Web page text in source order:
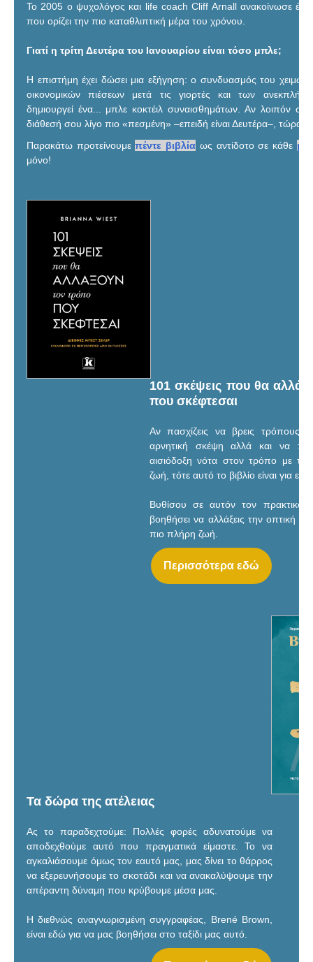
Το 2005 ο ψυχολόγος και life coach Cliff Arnall ανακοίνωσε
που ορίζει την πιο καταθλιπτική μέρα του χρόνου.
Γιατί η τρίτη Δευτέρα του Ιανουαρίου είναι τόσο μπλε;
Η επιστήμη έχει δώσει μια εξήγηση: ο συνδυασμός του
οικονομικών πιέσεων μετά τις γιορτές και των
δημιουργεί ένα... μπλε κοκτέιλ συναισθημάτων. Αν λοιπόν
διάθεσή σου λίγο πιο «πεσμένη» –επειδή είναι Δευτέρα–, τώρα
Παρακάτω προτείνουμεπέντε βιβλία ως αντίδοτο σε κάθε
μόνο!
101 σκέψεις που θα
που σκέφτεσαι
Αν πασχίζεις να βρεις τρόπους
αρνητική σκέψη αλλά και να
αισιόδοξη νότα στον τρόπο με
ζωή, τότε αυτό το βιβλίο είναι για
Βυθίσου σε αυτόν τον
βοηθήσει να αλλάξεις την οπτική
πιο πλήρη ζωή.
Περισσότερα εδώ
Τα δώρα της ατέλειας
Ας το παραδεχτούμε: Πολλές φορές αδυνατούμε να
αποδεχθούμε αυτό που πραγματικά είμαστε. Το να
αγκαλιάσουμε όμως τον εαυτό μας, μας δίνει το θάρρος
να εξερευνήσουμε το σκοτάδι και να ανακαλύψουμε την
απέραντη δύναμη που κρύβουμε μέσα μας.
Η διεθνώς αναγνωρισμένη συγγραφέας, Brené Brown,
είναι εδώ για να μας βοηθήσει στο ταξίδι μας αυτό.